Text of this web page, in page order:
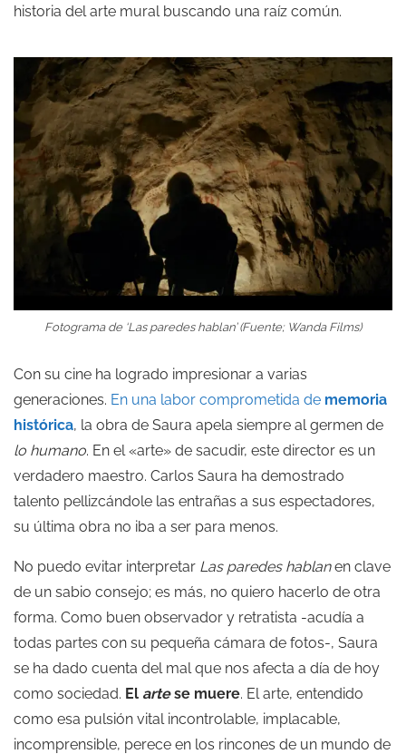
historia del arte mural buscando una raíz común.
Fotograma de ‘Las paredes hablan’ (Fuente; Wanda Films)
Con su cine ha logrado impresionar a varias
generaciones. En una labor comprometida de memoria
histórica, la obra de Saura apela siempre al germen de
lo humano. En el «arte» de sacudir, este director es un
verdadero maestro. Carlos Saura ha demostrado
talento pellizcándole las entrañas a sus espectadores,
su última obra no iba a ser para menos.
No puedo evitar interpretar Las paredes hablanen clave
de un sabio consejo; es más, no quiero hacerlo de otra
forma. Como buen observador y retratista -acudía a
todas partes con su pequeña cámara de fotos-, Saura
se ha dado cuenta del mal que nos afecta a día de hoy
como sociedad. El artese muere. El arte, entendido
como esa pulsión vital incontrolable, implacable,
incomprensible, perece en los rincones de un mundo de